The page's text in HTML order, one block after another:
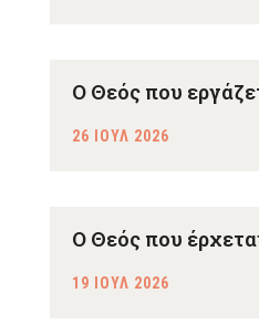
Ο Θεός που
26 ΙΟΥΛ 2026
Ο Θεός που
19 ΙΟΥΛ 2026